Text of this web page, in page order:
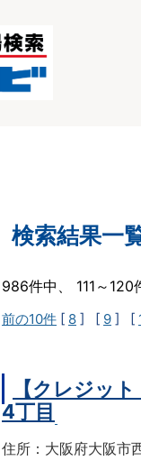
検索結果一
986件中、 111～
前の10件 [ 8 ] [ 9 ] [
【クレジッ
4丁目
住所：大阪府大阪市